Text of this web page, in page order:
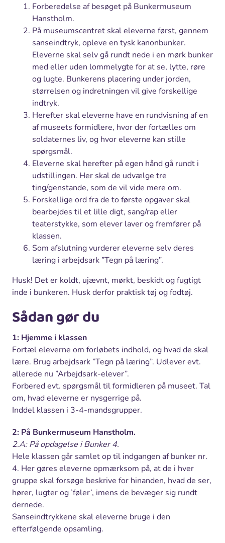
Forberedelse af besøget på Bunkermuseum
Hanstholm.
På museumscentret skal eleverne først, gennem
sanseindtryk, opleve en tysk kanonbunker.
Eleverne skal selv gå rundt nede i en mørk bunker
med eller uden lommelygte for at se, lytte, røre
og lugte. Bunkerens placering under jorden,
størrelsen og indretningen vil give forskellige
indtryk.
Herefter skal eleverne have en rundvisning af en
af museets formidlere, hvor der fortælles om
soldaternes liv, og hvor eleverne kan stille
spørgsmål.
Eleverne skal herefter på egen hånd gå rundt i
udstillingen. Her skal de udvælge tre
ting/genstande, som de vil vide mere om.
Forskellige ord fra de to første opgaver skal
bearbejdes til et lille digt, sang/rap eller
teaterstykke, som elever laver og fremfører på
klassen.
Som afslutning vurderer eleverne selv deres
læring i arbejdsark ”Tegn på læring”.
Husk! Det er koldt, ujævnt, mørkt, beskidt og fugtigt
inde i bunkeren. Husk derfor praktisk tøj og fodtøj.
Sådan gør du
1: Hjemme i klassen
Fortæl eleverne om forløbets indhold, og hvad de skal
lære. Brug arbejdsark ”Tegn på læring”. Udlever evt.
allerede nu ”Arbejdsark-elever”.
Forbered evt. spørgsmål til formidleren på museet. Tal
om, hvad eleverne er nysgerrige på.
Inddel klassen i 3-4-mandsgrupper.
2: På Bunkermuseum Hanstholm.
2.A: På opdagelse i Bunker 4.
Hele klassen går samlet op til indgangen af bunker nr.
4. Her gøres eleverne opmærksom på, at de i hver
gruppe skal forsøge beskrive for hinanden, hvad de ser,
hører, lugter og ’føler’, imens de bevæger sig rundt
dernede.
Sanseindtrykkene skal eleverne bruge i den
efterfølgende opsamling.